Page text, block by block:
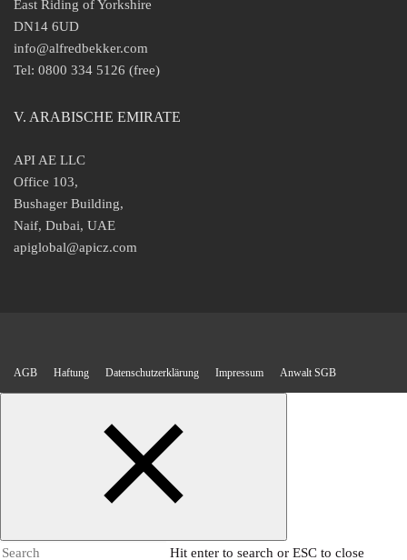
East Riding of Yorkshire
DN14 6UD
info@alfredbekker.com
Tel: 0800 334 5126 (free)
V. ARABISCHE EMIRATE
API AE LLC
Office 103,
Bushager Building,
Naif, Dubai, UAE
apiglobal@apicz.com
AGB Haftung Datenschutzerklärung Impressum Anwalt SGB
Hit enter to search or ESC to close